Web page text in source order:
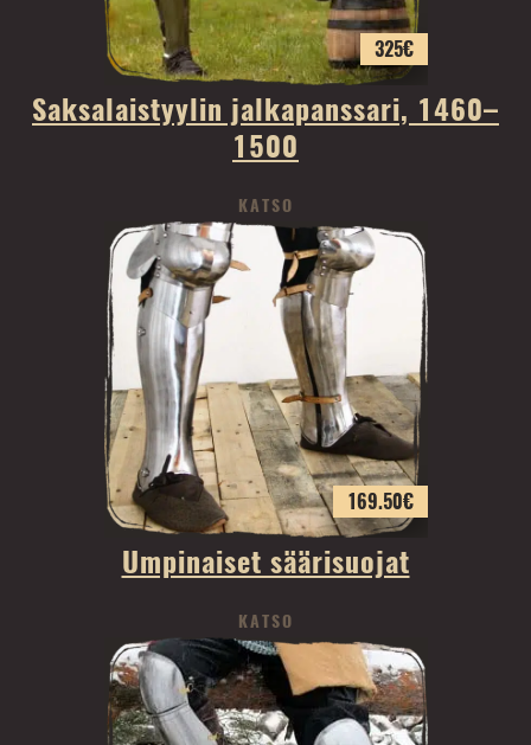
325€
Saksalaistyylin jalkapanssari, 1460–
1500
KATSO
169.50€
Umpinaiset säärisuojat
KATSO